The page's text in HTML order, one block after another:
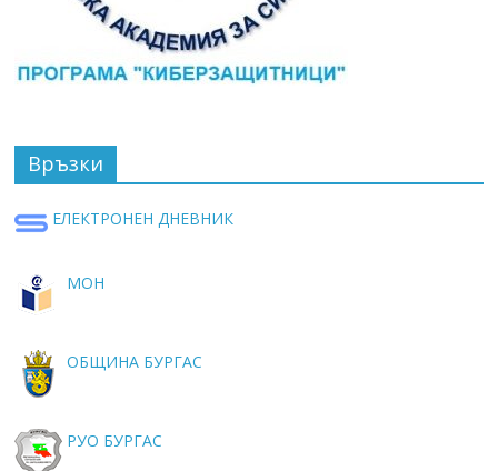
Връзки
ЕЛЕКТРОНЕН ДНЕВНИК
МОН
ОБЩИНА БУРГАС
РУО БУРГАС